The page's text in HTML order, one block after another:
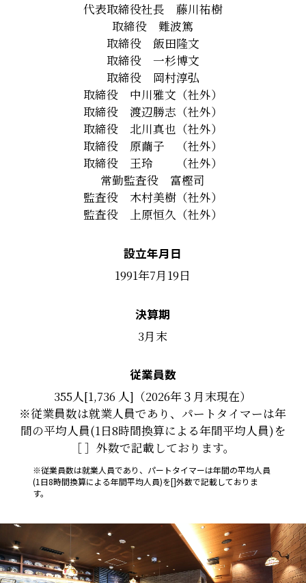
代表取締役社長 藤川祐樹
取締役 難波篤
取締役 飯田隆文
取締役 一杉博文
取締役 岡村淳弘
取締役 中川雅文（社外）
取締役 渡辺勝志（社外）
取締役 北川真也（社外）
取締役 原繭子 （社外）
取締役 王玲 （社外）
常勤監査役 富樫司
監査役 木村美樹（社外）
監査役 上原恒久（社外）
設立年月日
1991年7月19日
決算期
3月末
従業員数
355人[1,736 人]（2026年３月末現在）
※従業員数は就業人員であり、パートタイマーは年
間の平均人員(1日8時間換算による年間平均人員)を
［ ］外数で記載しております。
※従業員数は就業人員であり、パートタイマーは年間の平均人員
(1日8時間換算による年間平均人員)を[]外数で記載しておりま
す。